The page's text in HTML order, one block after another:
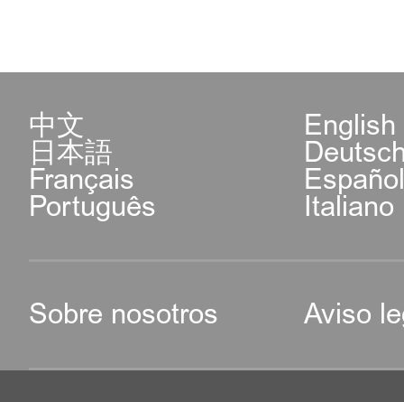
中文 English
日本語
Français
Português Italiano
Sobre nosotros Aviso